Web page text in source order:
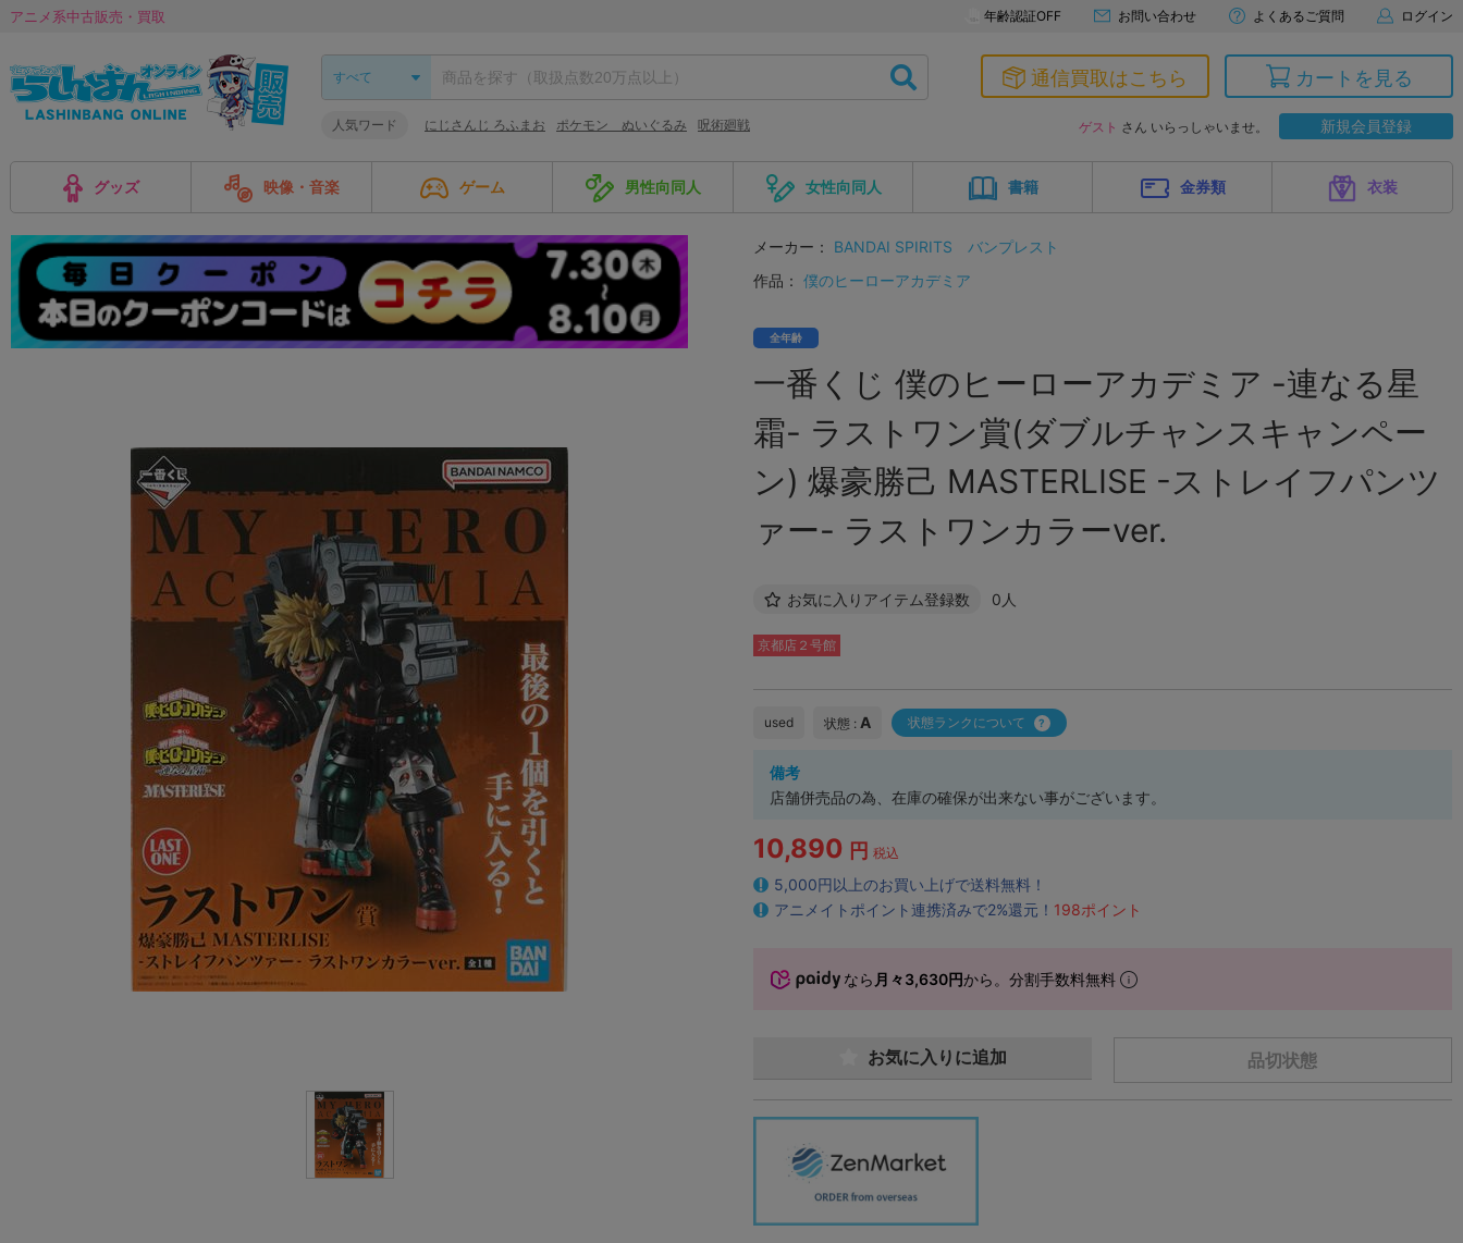
アニメ系中古販売・買取 年齢認証OFF お問い合わせ よくあるご質問 ログイン
人気ワード にじさんじ ろふまお ポケモン ぬいぐるみ 呪術廻戦
通信買取はこちら カートを見る
ゲスト さん いらっしゃいませ。 新規会員登録
グッズ 映像・音楽 ゲーム 男性向同人 女性向同人 書籍 金券類 衣装
メーカー： BANDAI SPIRITS
バンプレスト
作品： 僕のヒーローアカデミア
全年齢
一番くじ 僕のヒーローアカデミア -連なる星
霜- ラストワン賞(ダブルチャンスキャンペー
ン) 爆豪勝己 MASTERLISE -ストレイフパンツ
ァー- ラストワンカラーver.
お気に入りアイテム登録数 0人
京都店２号館
used 状態 : A 状態ランクについて
備考
店舗併売品の為、在庫の確保が出来ない事がございます。
10,890 円 税込
5,000円以上のお買い上げで送料無料！
アニメイトポイント連携済みで2%還元！ 198ポイント
なら 月々3,630円から。分割手数料無料
品切状態
お気に入りに追加